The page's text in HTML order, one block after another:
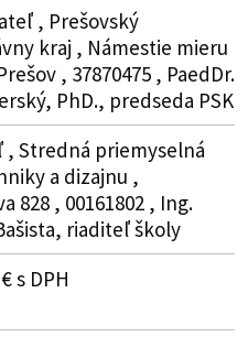
, Prešovský
kraj , Námestie mieru
, 37870475 , PaedDr.
PhD., predseda PSK
Stredná priemyselná
a dizajnu ,
828 , 00161802 , Ing.
riaditeľ školy
s DPH